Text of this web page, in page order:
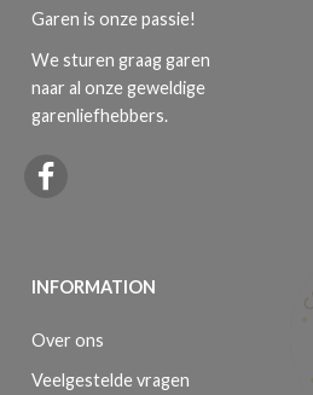
Garen is onze passie!
We sturen graag garen
naar al onze geweldige
garenliefhebbers.
INFORMATION
Over ons
Veelgestelde vragen